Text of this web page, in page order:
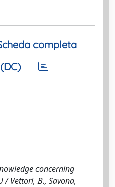
completa
concerning
/ Vettori, B., Savona,